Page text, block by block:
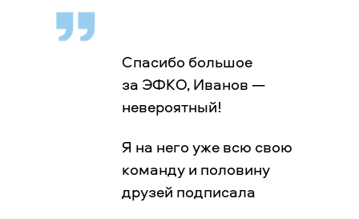
Спасибо большое
за ЭФКО, Иванов —
невероятный!
Я на него уже всю свою
команду и половину
друзей подписала